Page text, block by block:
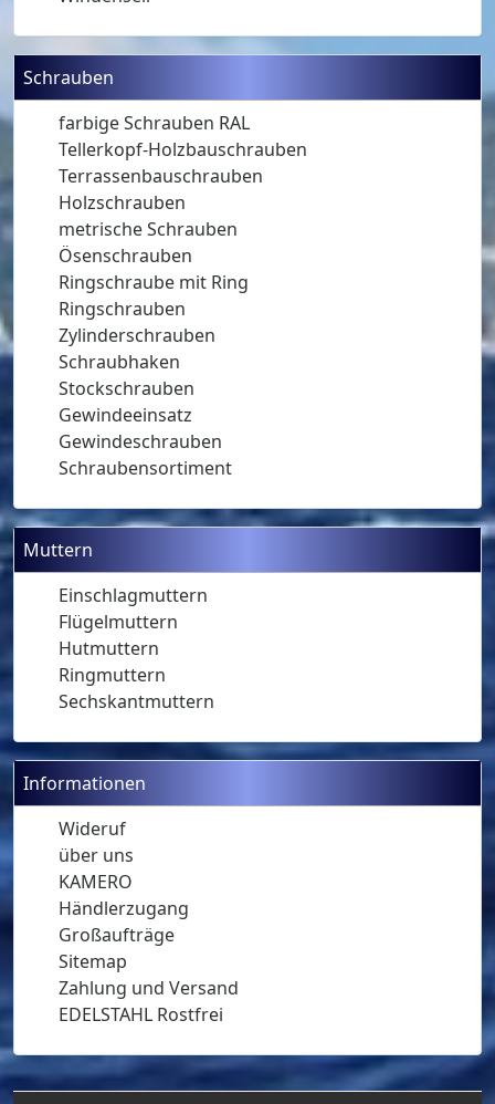
Schrauben
farbige Schrauben RAL
Tellerkopf-Holzbauschrauben
Terrassenbauschrauben
Holzschrauben
metrische Schrauben
Ösenschrauben
Ringschraube mit Ring
Ringschrauben
Zylinderschrauben
Schraubhaken
Stockschrauben
Gewindeeinsatz
Gewindeschrauben
Schraubensortiment
Muttern
Einschlagmuttern
Flügelmuttern
Hutmuttern
Ringmuttern
Sechskantmuttern
Informationen
Wideruf
über uns
KAMERO
Händlerzugang
Großaufträge
Sitemap
Zahlung und Versand
EDELSTAHL Rostfrei